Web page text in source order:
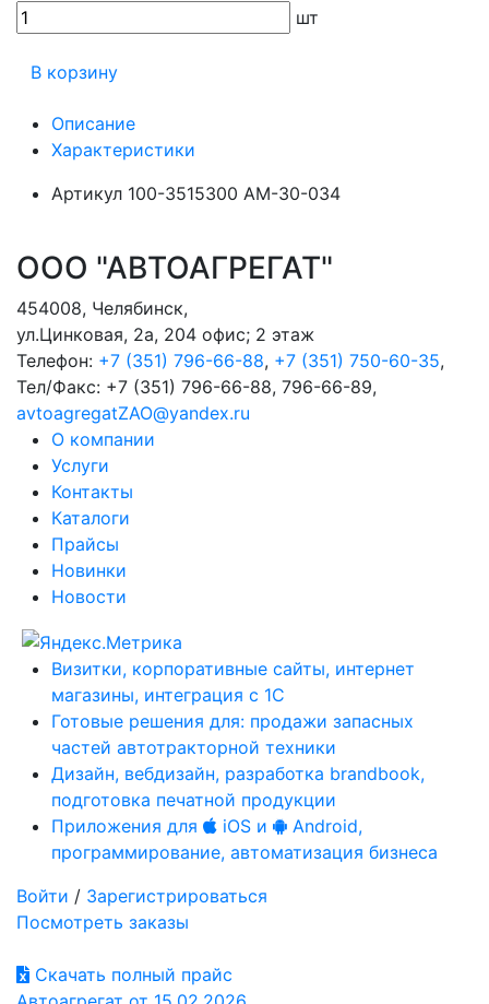
шт
В корзину
Описание
Характеристики
Артикул 100-3515300 АМ-30-034
ООО "АВТОАГРЕГАТ"
454008, Челябинск,
ул.Цинковая, 2а, 204 офис; 2 этаж
Телефон: +7 (351) 796-66-88, +7 (351) 750-60-35,
Тел/Факс: +7 (351) 796-66-88, 796-66-89,
avtoagregatZAO@yandex.ru
О компании
Услуги
Контакты
Каталоги
Прайсы
Новинки
Новости
Визитки, корпоративные сайты, интернет
магазины, интеграция с 1С
Готовые решения для: продажи запасных
частей автотракторной техники
Дизайн, вебдизайн, разработка brandbook,
подготовка печатной продукции
Приложения для
iOS и
Android,
программирование, автоматизация бизнеса
Войти / Зарегистрироваться
Посмотреть заказы
Скачать полный прайс